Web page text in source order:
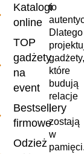
to
Dlatego
gadżety,
które
budują
relacje
i
zostają
w
Katalogi
online
TOP
gadżety
na
event
Bestsellery
firmowe
Odzież